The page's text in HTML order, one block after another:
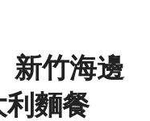
新竹海邊
利麵餐